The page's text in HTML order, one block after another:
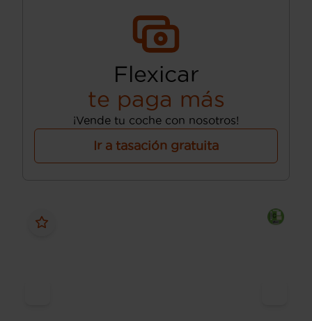
Flexicar
te paga más
¡Vende tu coche con nosotros!
Ir a tasación gratuita